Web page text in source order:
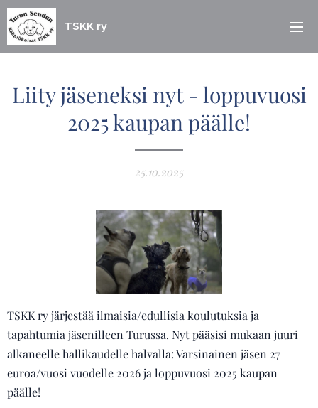
TSKK ry
Liity jäseneksi nyt - loppuvuosi
2025 kaupan päälle!
25.10.2025
TSKK ry järjestää ilmaisia/edullisia koulutuksia ja
tapahtumia jäsenilleen Turussa. Nyt pääsisi mukaan juuri
alkaneelle hallikaudelle halvalla: Varsinainen jäsen 27
euroa/vuosi vuodelle 2026 ja loppuvuosi 2025 kaupan
päälle!